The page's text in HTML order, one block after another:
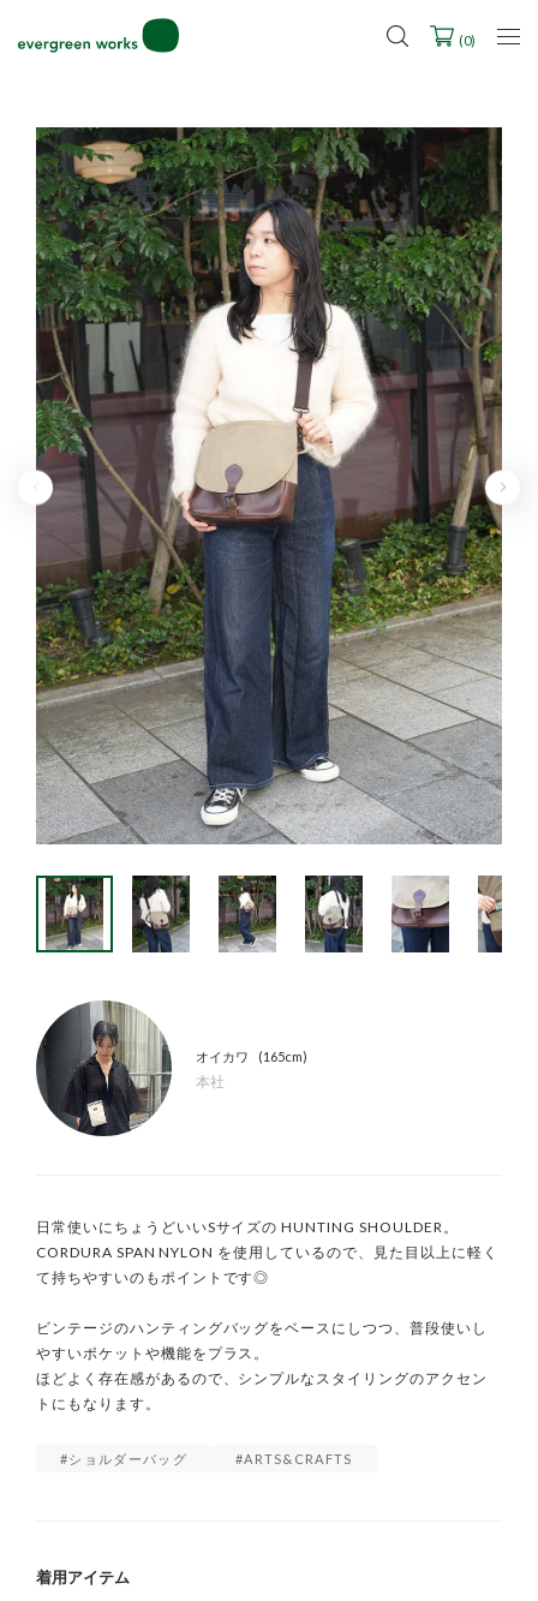
2027年ご入学用ランドセル受注会スケジュール
(0)
オイカワ
本社
165cm
日常使いにちょうどいいSサイズの HUNTING SHOULDER。
CORDURA SPAN NYLON を使用しているので、見た目以上に軽く
て持ちやすいのもポイントです◎
ビンテージのハンティングバッグをベースにしつつ、普段使いし
やすいポケットや機能をプラス。
ほどよく存在感があるので、シンプルなスタイリングのアクセン
トにもなります。
ショルダーバッグ ARTS&CRAFTS
着用アイテム